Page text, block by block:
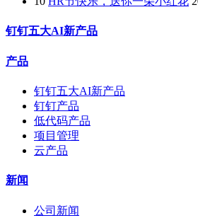
钉钉五大AI新产品
产品
钉钉五大AI新产品
钉钉产品
低代码产品
项目管理
云产品
新闻
公司新闻